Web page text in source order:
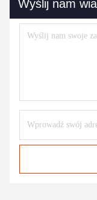
Wyślij nam